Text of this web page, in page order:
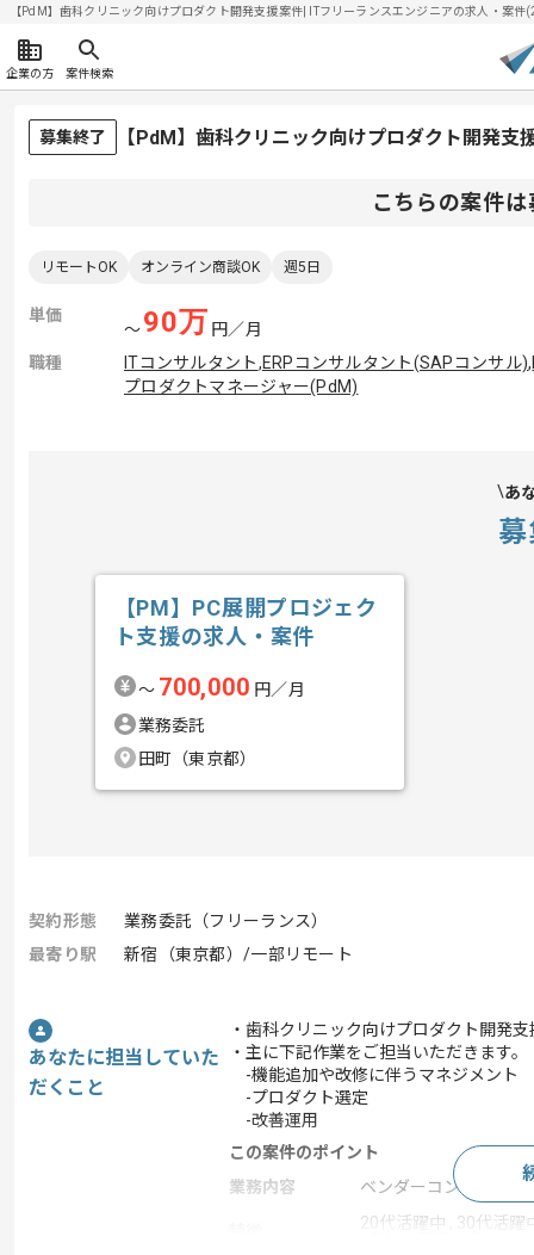
【PdM】歯科クリニック向けプロダクト開発支援案件| ITフリーランスエンジニアの求人・案
企業の方 案件検索
募集終了 【PdM】歯科クリニック向けプロダクト開発支
こちらの案件
リモートOK オンライン商談OK 週5日
単価
〜90万 円／月
職種
ITコンサルタント,ERPコンサルタント(SAPコンサル),
プロダクトマネージャー(PdM)
あ
【PM】PC展開プロジェク
ト支援の求人・案件
〜 700,000 円／月
業務委託
田町（東京都）
契約形態
業務委託（フリーランス）
最寄り駅
新宿（東京都）/一部リモート
あなたに担当していた
だくこと
・歯科クリニック向けプロダクト開発
・主に下記作業をご担当いただきます。
-機能追加や改修に伴うマネジメント
-プロダクト選定
-改善運用
この案件のポイント
業務内容
ベンダーコントロール
20代活躍中 , 30代活躍